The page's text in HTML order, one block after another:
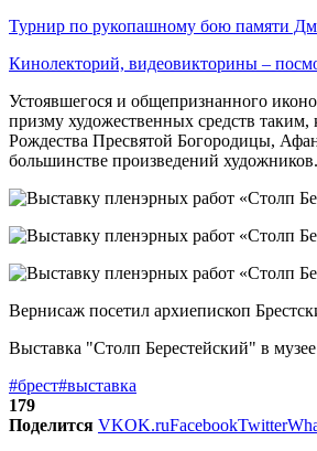
Турнир по рукопашному бою памяти
Кинолекторий, видеовикторины –
Устоявшегося и общепризнанного
призму художественных средств
Рождества Пресвятой Богородицы,
большинстве произведений художников.
Вернисаж посетил архиепископ
Выставка "Столп Берестейский" в
#брест#выставка
179
Поделится VKOK.ruFacebookTwitter